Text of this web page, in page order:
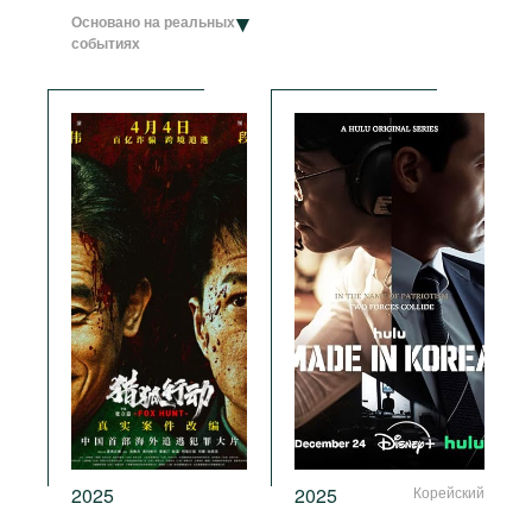
Основано на реальных
событиях
2025 2025
Корейский